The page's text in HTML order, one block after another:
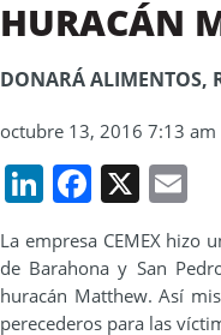
HURACÁN
DONARÁ ALIMENTOS,
octubre 13, 2016 7:13 am
LinkedIn
X
La empresa CEMEX hizo
de Barahona y San
huracán Matthew. Así
perecederos para las